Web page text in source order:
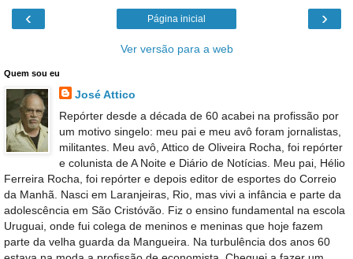
‹ ›
Página inicial
Ver versão para a web
Quem sou eu
José Attico
Repórter desde a década de 60 acabei na profissão por
um motivo singelo: meu pai e meu avô foram jornalistas,
militantes. Meu avô, Attico de Oliveira Rocha, foi repórter
e colunista de A Noite e Diário de Notícias. Meu pai, Hélio
Ferreira Rocha, foi repórter e depois editor de esportes do Correio
da Manhã. Nasci em Laranjeiras, Rio, mas vivi a infância e parte da
adolescência em São Cristóvão. Fiz o ensino fundamental na escola
Uruguai, onde fui colega de meninos e meninas que hoje fazem
parte da velha guarda da Mangueira. Na turbulência dos anos 60